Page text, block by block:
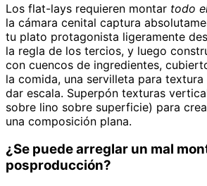
Los flat-lays requieren montar todo
la cámara cenital captura
tu plato protagonista ligeramente
la regla de los tercios, y luego
con cuencos de ingredientes,
la comida, una servilleta para textura
dar escala. Superpón texturas
sobre lino sobre superficie) para
una composición plana.
¿Se puede arreglar un mal
posproducción?